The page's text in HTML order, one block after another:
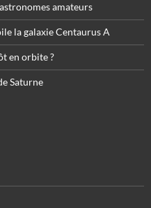
amateurs
la galaxie Centaurus A
en orbite ?
Saturne